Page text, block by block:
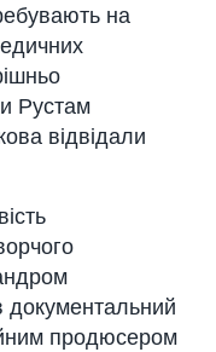
на
Рустам
відвідали
документальний
продюсером